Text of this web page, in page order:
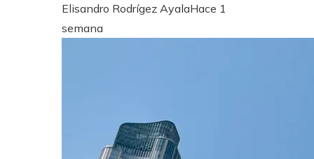
Elisandro Rodrígez AyalaHace 1
semana